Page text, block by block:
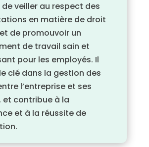
veiller au respect des
en matière de droit
de promouvoir un
de travail sain et
pour les employés. Il
clé dans la gestion des
l’entreprise et ses
et contribue à la
et à la réussite de